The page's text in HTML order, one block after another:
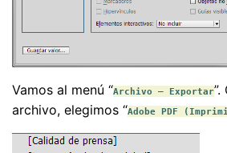
Vamos al menú “Archivo – Exportar
archivo, elegimos “Adobe PDF